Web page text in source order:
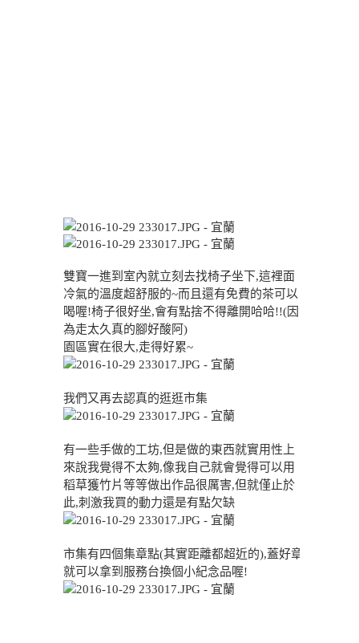
雙寶一進到室內就立刻去找椅子坐下,這裡面
冷氣的溫度超舒服的~而且還有免費的茶可以
喝喔!椅子很好坐,會有點捨不得離開哈哈!!(因
為走太久真的腳好酸阿)
園區實在很大,走得好累~
我們又再去認真的逛逛市集
有一些手做的工坊,但是做的東西就實用性上
來說我覺得不太夠,像我自己就會覺得可以用
稻草獲竹片等等做出作品很厲害,但就僅止於
此,刺激我買的動力還是有點欠缺
市集有四個集章點(其實距離都超近的),蓋好章
就可以拿到服務台換個小紀念品喔!